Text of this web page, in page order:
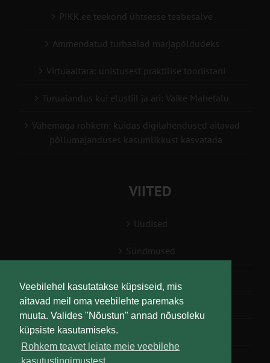
Veebilehel kasutatakse küpsiseid, mis
aitavad meil oma veebilehte paremaks
muuta. Valides "Nõustun" annad nõusoleku
küpsiste kasutamiseks.
Rohkem teavet leiate meie veebilehe
PIKK.ee teekond ühtsesse teabesalve
Ammendatud turbaalad marjapõldudeks
Virtuaaltara: unistusest praktilise tööriistani
Turuaiandus kui elustiil ja äri: Väike Mahetalu
Vähemaga rohkem: kuidas digilahendused aitavad
põllumajanduses kasumlikkust kasvatada
VIITED
Uudised
Sündmused
Teabesalv
Liitu uudiskirjaga